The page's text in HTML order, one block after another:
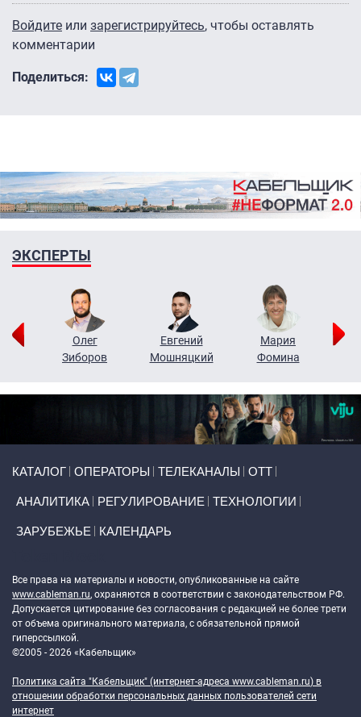
Войдите или зарегистрируйтесь, чтобы оставлять
комментарии
Поделиться:
ЭКСПЕРТЫ
Олег
Зиборов
Евгений
Мошняцкий
Мария
Фомина
КАТАЛОГ ОПЕРАТОРЫ ТЕЛЕКАНАЛЫ ОТТ
АНАЛИТИКА РЕГУЛИРОВАНИЕ ТЕХНОЛОГИИ
ЗАРУБЕЖЬЕ КАЛЕНДАРЬ
Все права на материалы и новости, опубликованные на сайте
www.cableman.ru, охраняются в соответствии с законодательством РФ.
Допускается цитирование без согласования с редакцией не более трети
от объема оригинального материала, с обязательной прямой
гиперссылкой.
©2005 - 2026 «Кабельщик»
Политика сайта "Кабельщик" (интернет-адреса www.cableman.ru) в
отношении обработки персональных данных пользователей сети
интернет